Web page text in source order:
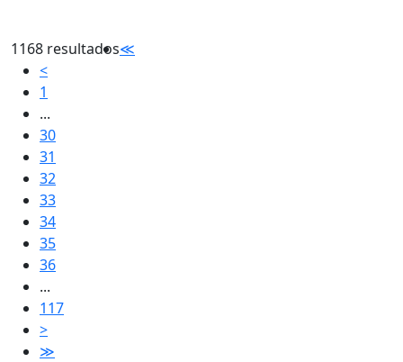
1168 resultados≪
<
1
...
30
31
32
33
34
35
36
...
117
>
≫